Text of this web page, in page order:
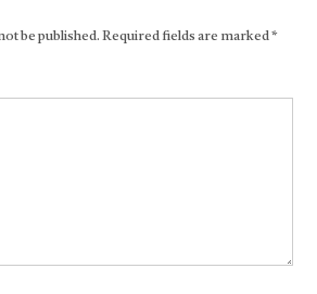
be published. Required fields are marked*